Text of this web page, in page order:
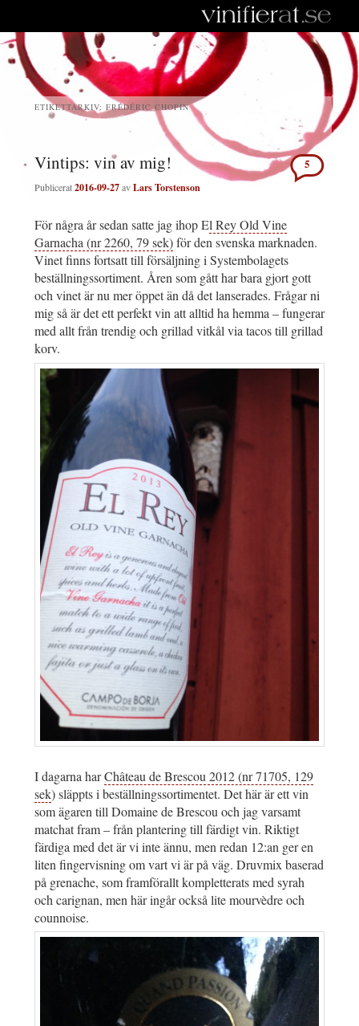
ETIKETTARKIV: FRÉDÉRIC CHOPIN
Vintips: vin av mig!
Publicerat2016-09-27avLars Torstenson
5
För några år sedan satte jag ihop El Rey Old Vine
Garnacha (nr 2260, 79 sek)för den svenska marknaden.
Vinet finns fortsatt till försäljning i Systembolagets
beställningssortiment. Åren som gått har bara gjort gott
och vinet är nu mer öppet än då det lanserades. Frågar ni
mig så är det ett perfekt vin att alltid ha hemma – fungerar
med allt från trendig och grillad vitkål via tacos till grillad
korv.
I dagarna harChâteau de Brescou 2012 (nr 71705, 129
sek) släppts i beställningssortimentet. Det här är ett vin
som ägaren till Domaine de Brescou och jag varsamt
matchat fram – från plantering till färdigt vin. Riktigt
färdiga med det är vi inte ännu, men redan 12:an ger en
liten fingervisning om vart vi är på väg. Druvmix baserad
på grenache, som framförallt kompletterats med syrah
och carignan, men här ingår också lite mourvèdre och
counnoise.